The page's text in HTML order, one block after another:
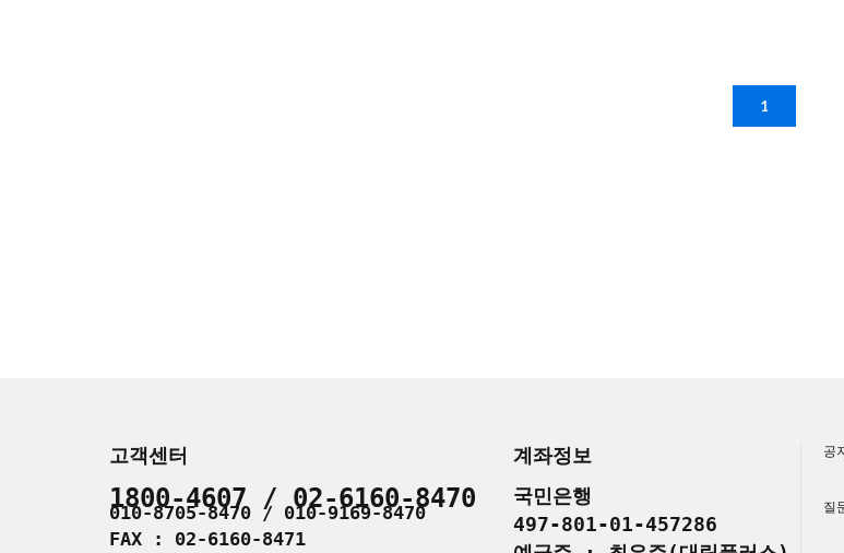
1
고객센터
1800-4607 / 02-6160-8470
010-8705-8470 / 010-9169-8470
FAX : 02-6160-8471
계좌정보
국민은행
497-801-01-457286
공
질